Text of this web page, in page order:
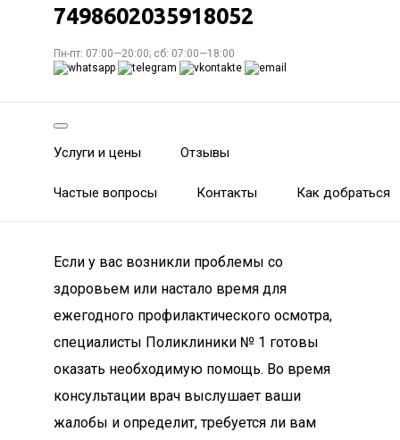
7498602035918052
Пн-пт: 07:00—20:00; сб: 07:00—18:00
Услуги и цены Отзывы
Частые вопросы Контакты Как добраться
Если у вас возникли проблемы со
здоровьем или настало время для
ежегодного профилактического осмотра,
специалисты Поликлиники № 1 готовы
оказать необходимую помощь. Во время
консультации врач выслушает ваши
жалобы и определит, требуется ли вам